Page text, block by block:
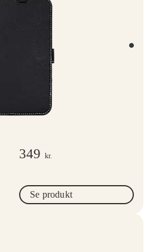
349 kr.
Se produkt